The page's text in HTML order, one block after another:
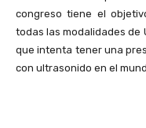
congreso tiene el
todas las modalidades de
que intenta tener una
con ultrasonido en el